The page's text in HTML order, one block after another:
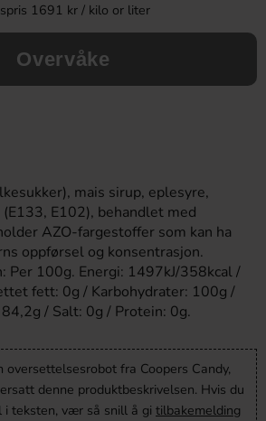
1691 kr / kilo or liter
Overvåke
mais sirup, eplesyre,
E102), behandlet med
AZO-fargestoffer som kan ha
oppførsel og konsentrasjon.
Per 100g. Energi: 1497kJ/358kcal /
fett: 0g / Karbohydrater: 100g /
/ Salt: 0g / Protein: 0g.
oversettelsesrobot fra Coopers Candy,
denne produktbeskrivelsen. Hvis du
i teksten, vær så snill å gi tilbakemelding